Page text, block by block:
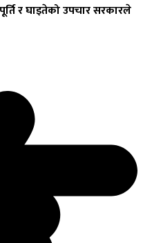
र घाइतेको उपचार सरकारले